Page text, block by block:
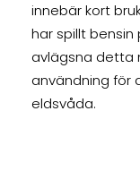
innebär kort
har spillt
avlägsna detta
användning för
eldsvåda.